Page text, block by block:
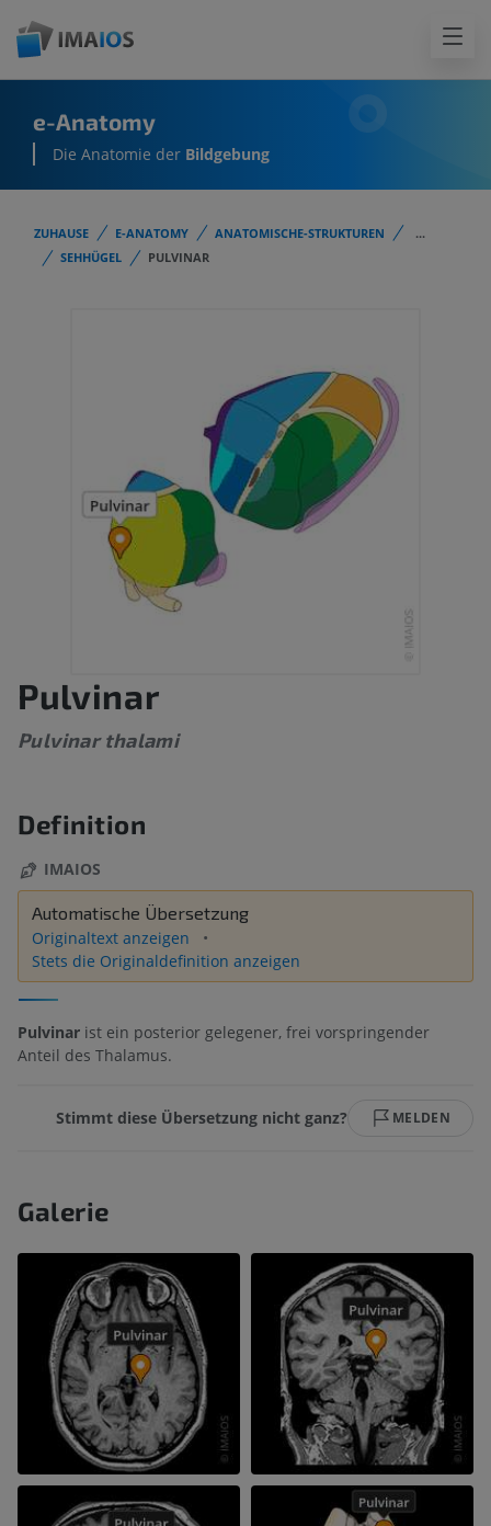
e-Anatomy
Die Anatomie der Bildgebung
ZUHAUSE E-ANATOMY ANATOMISCHE-STRUKTUREN
...
SEHHÜGEL
PULVINAR
Pulvinar
Pulvinar thalami
Definition
IMAIOS
Automatische Übersetzung
Originaltext anzeigen
Stets die Originaldefinition anzeigen
Pulvinar ist ein posterior gelegener, frei vorspringender
Anteil des Thalamus.
Stimmt diese Übersetzung nicht ganz? MELDEN
Galerie